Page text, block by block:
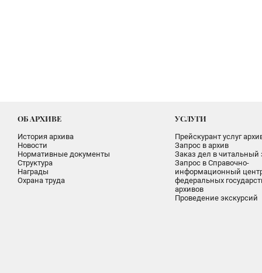
ОБ АРХИВЕ
История архива
Новости
Нормативные документы
Структура
Награды
Охрана труда
УСЛУГИ
Прейскурант услуг
Запрос в архив
Заказ дел в читальный
Запрос в Справочно-
информационный
федеральных
архивов
Проведение экскурсий